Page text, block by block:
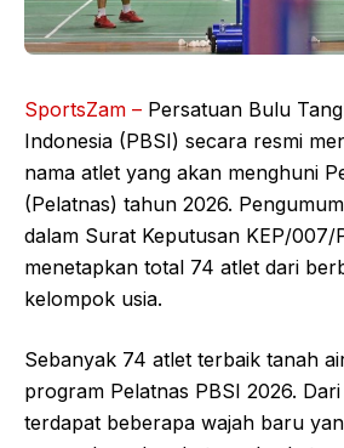
SportsZam – Persatuan Bulu
Indonesia (PBSI) secara resmi
nama atlet yang akan menghuni
(Pelatnas) tahun 2026.
dalam Surat Keputusan KEP/
menetapkan total 74 atlet dari
kelompok usia.
Sebanyak 74 atlet terbaik tanah
program Pelatnas PBSI 2026.
terdapat beberapa wajah baru